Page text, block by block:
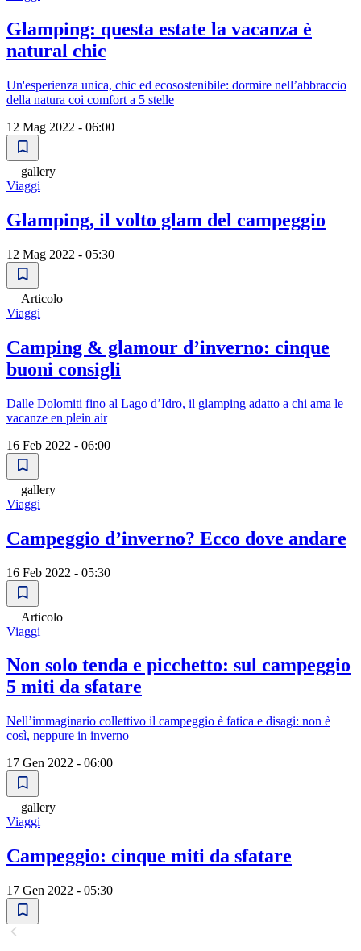
Glamping: questa estate la vacanza è
natural chic
Un'esperienza unica, chic ed ecosostenibile: dormire nell’abbraccio
della natura coi comfort a 5 stelle
12 Mag 2022 - 06:00
gallery
Viaggi
Glamping, il volto glam del campeggio
12 Mag 2022 - 05:30
Articolo
Viaggi
Camping & glamour d’inverno: cinque
buoni consigli
Dalle Dolomiti fino al Lago d’Idro, il glamping adatto a chi ama le
vacanze en plein air
16 Feb 2022 - 06:00
gallery
Viaggi
Campeggio d’inverno? Ecco dove andare
16 Feb 2022 - 05:30
Articolo
Viaggi
Non solo tenda e picchetto: sul campeggio
5 miti da sfatare
Nell’immaginario collettivo il campeggio è fatica e disagi: non è
così, neppure in inverno
17 Gen 2022 - 06:00
gallery
Viaggi
Campeggio: cinque miti da sfatare
17 Gen 2022 - 05:30